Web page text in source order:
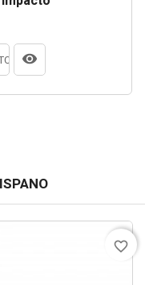
favorite_border